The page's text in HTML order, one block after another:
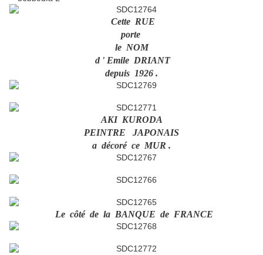
Cette RUE
porte
le NOM
d ' Emile DRIANT
depuis 1926 .
AKI KURODA
PEINTRE JAPONAIS
a décoré ce MUR .
Le côté de la BANQUE de FRANCE